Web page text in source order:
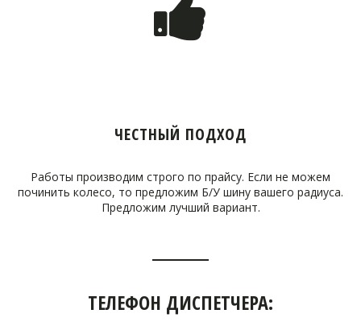
ЧЕСТНЫЙ ПОДХОД
Работы производим строго по прайсу. Если не можем
починить колесо, то предложим Б/У шину вашего радиуса.
Предложим лучший вариант.
ТЕЛЕФОН ДИСПЕТЧЕРА: